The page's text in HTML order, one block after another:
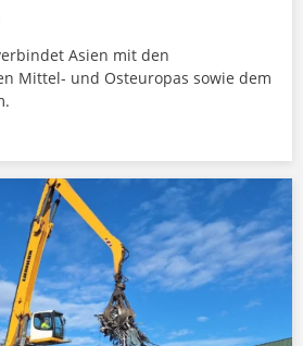
Asien mit den
Mittel- und Osteuropas sowie dem